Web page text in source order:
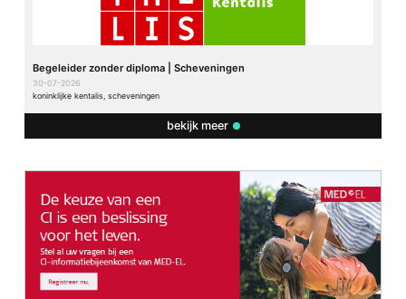
Begeleider zonder diploma | Scheveningen
30-07-2026
koninklijke kentalis, scheveningen
bekijk meer